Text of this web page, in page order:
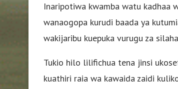
Inaripotiwa kwamba watu kadhaa
wanaogopa kurudi baada ya
wakijaribu kuepuka vurugu za
Tukio hilo lilifichua tena jinsi
kuathiri raia wa kawaida zaidi